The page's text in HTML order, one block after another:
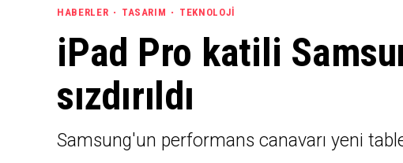
HABERLER TASARIM TEKNOLOJI
iPad Pro katili
sızdırıldı
Samsung'un performans canavarı yeni